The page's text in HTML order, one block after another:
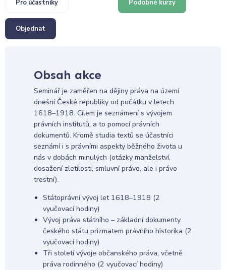
Pro účastníky Podobné kurzy
Objednat
Obsah akce
Seminář je zaměřen na dějiny práva na území
dnešní České republiky od počátku v letech
1618–1918. Cílem je seznámení s vývojem
právních institutů, a to pomocí právních
dokumentů. Kromě studia textů se účastníci
seznámí i s právními aspekty běžného života u
nás v dobách minulých (otázky manželství,
dosažení zletilosti, smluvní právo, ale i právo
trestní).
Státoprávní vývoj let 1618–1918 (2
vyučovací hodiny)
Vývoj práva státního – základní dokumenty
českého státu prizmatem právního historika (2
vyučovací hodiny)
Tři století vývoje občanského práva, včetně
práva rodinného (2 vyučovací hodiny)